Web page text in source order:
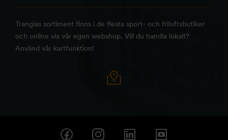
Trangias sortiment finns i de flesta sport- och friluftsbutiker
och online via vår egen webshop. Vill du handla lokalt?
Använd vår kartfunktion!